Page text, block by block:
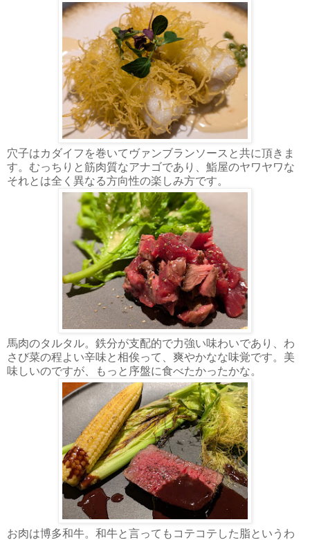
穴子はカダイフを巻いてヴァンブランソースと共に頂きま
す。むっちりと筋肉質なアナゴであり、鮨屋のヤワヤワな
それとは全く異なる方向性の楽しみ方です。
馬肉のタルタル。鉄分が支配的で力強い味わいであり、わ
さび菜の程よい辛味と相俟って、爽やかなな味覚です。美
味しいのですが、もっと序盤に食べたかったかな。
お肉は博多和牛。和牛と言ってもコテコテした脂というわ